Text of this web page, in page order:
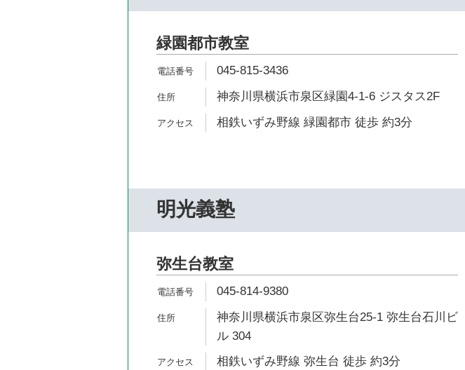
緑園都市教室
045-815-3436
神奈川県横浜市泉区緑園4-1-6 ジスタス2F
相鉄いずみ野線 緑園都市 徒歩 約3分
明光義塾
弥生台教室
045-814-9380
神奈川県横浜市泉区弥生台25-1 弥生台石川ビ
ル 304
相鉄いずみ野線 弥生台 徒歩 約3分